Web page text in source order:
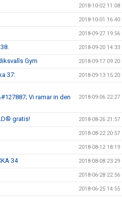
2018-10-02 11:08
2018-10-01 16:40
2018-09-27 19:56
2018-09-20 14:33
Gym 2018-09-17 09:20
37: 2018-09-13 15:20
Vi ramar in den
2018-09-06 22:27
gratis! 2018-08-26 21:57
2018-08-22 20:57
2018-08-12 18:19
34 2018-08-08 23:29
2018-06-28 22:56
2018-06-25 14:55